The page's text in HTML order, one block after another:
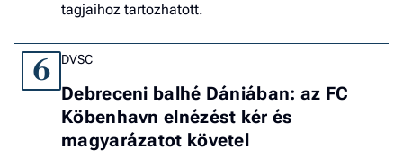
tagjaihoz tartozhatott.
6 DVSC
Debreceni balhé Dániában: az FC
Köbenhavn elnézést kér és
magyarázatot követel